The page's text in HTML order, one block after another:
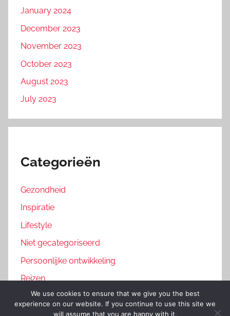
January 2024
December 2023
November 2023
October 2023
August 2023
July 2023
Categorieën
Gezondheid
Inspiratie
Lifestyle
Niet gecategoriseerd
Persoonlijke ontwikkeling
Reizen
We use cookies to ensure that we give you the best
experience on our website. If you continue to use this site we
will assume that you are happy with it.